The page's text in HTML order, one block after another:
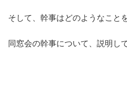
そして、幹事はどのようなこと
同窓会の幹事について、説明し